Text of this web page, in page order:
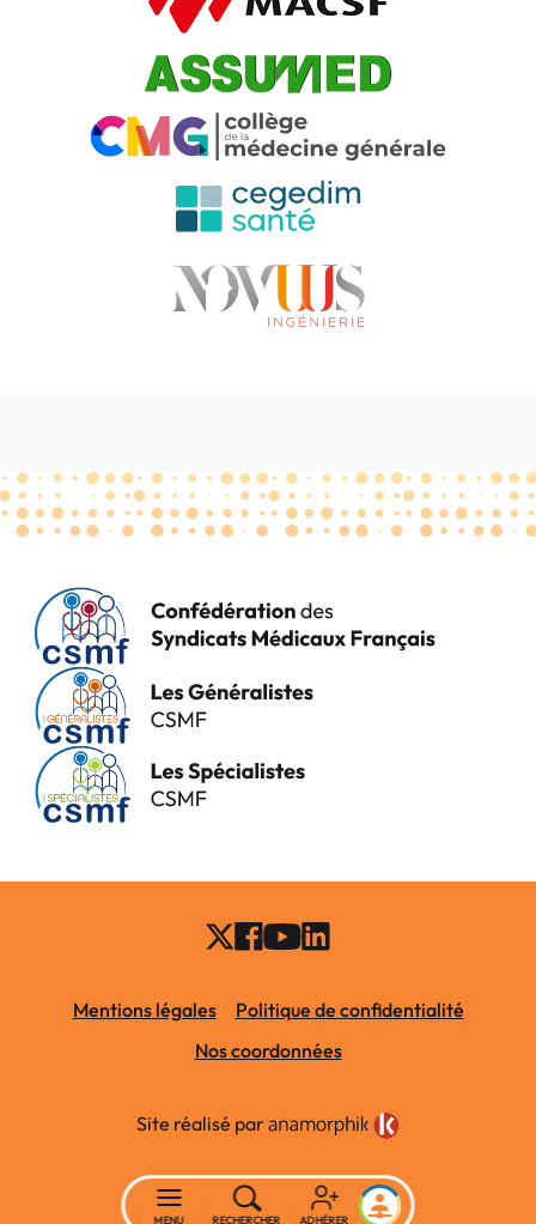
Mentions légales
Politique de confidentialité
Nos coordonnées
Site réalisé par
MENU RECHERCHER ADHÉRER